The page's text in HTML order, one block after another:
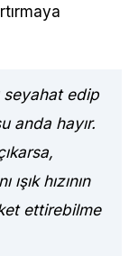
seyahat edip
anda hayır.
hızının
ettirebilme